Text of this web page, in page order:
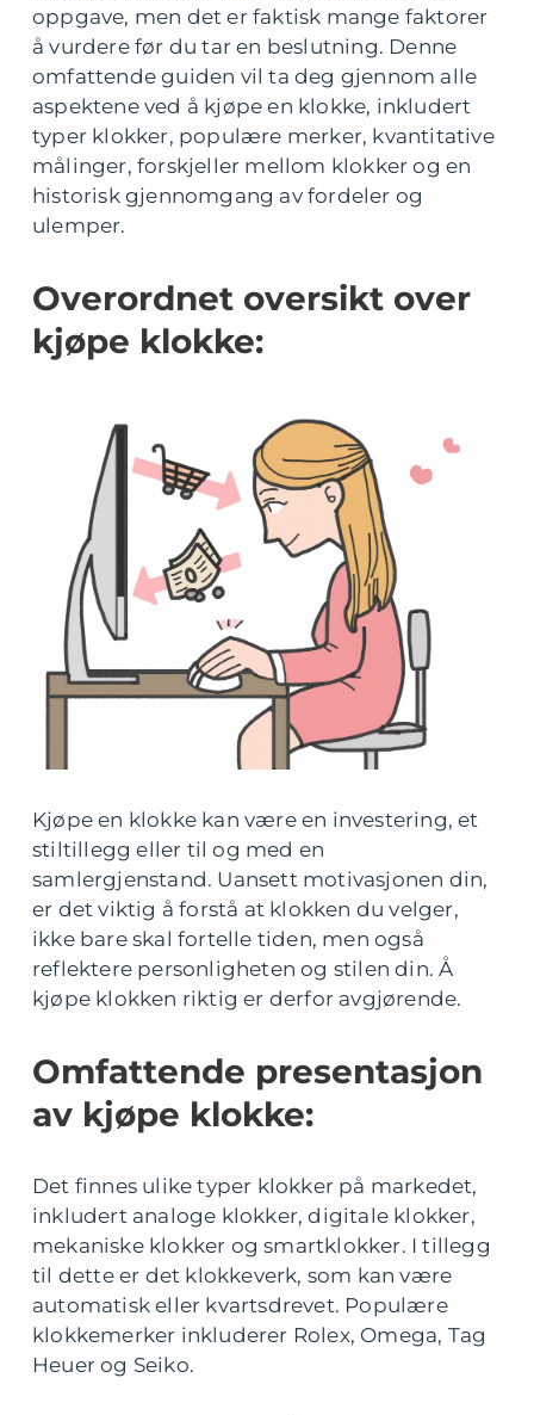
oppgave, men det er faktisk mange faktorer
å vurdere før du tar en beslutning. Denne
omfattende guiden vil ta deg gjennom alle
aspektene ved å kjøpe en klokke, inkludert
typer klokker, populære merker, kvantitative
målinger, forskjeller mellom klokker og en
historisk gjennomgang av fordeler og
ulemper.
Overordnet oversikt over
kjøpe klokke:
Kjøpe en klokke kan være en investering, et
stiltillegg eller til og med en
samlergjenstand. Uansett motivasjonen din,
er det viktig å forstå at klokken du velger,
ikke bare skal fortelle tiden, men også
reflektere personligheten og stilen din. Å
kjøpe klokken riktig er derfor avgjørende.
Omfattende presentasjon
av kjøpe klokke:
Det finnes ulike typer klokker på markedet,
inkludert analoge klokker, digitale klokker,
mekaniske klokker og smartklokker. I tillegg
til dette er det klokkeverk, som kan være
automatisk eller kvartsdrevet. Populære
klokkemerker inkluderer Rolex, Omega, Tag
Heuer og Seiko.